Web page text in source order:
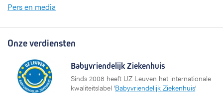
Pers en media
Onze verdiensten
Babyvriendelijk Ziekenhuis
Sinds 2008 heeft UZ Leuven het internationale
kwaliteitslabel ‘Babyvriendelijk Ziekenhuis’